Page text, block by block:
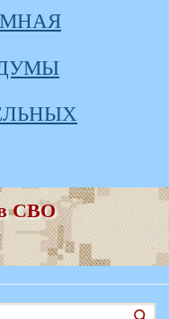
СВО